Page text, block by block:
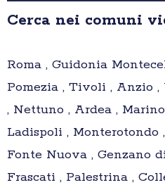
Cerca nei comuni
Roma , Guidonia
Pomezia , Tivoli , Anzio
, Nettuno , Ardea ,
Ladispoli , Monterotondo
Fonte Nuova , Genzano
Frascati , Palestrina ,